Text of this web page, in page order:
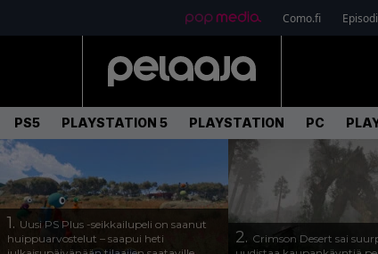
Como.fi
PS5 PLAYSTATION 5 PLAYSTATION PC
1. Uusi PS Plus -seikkailupeli on saanut
huippuarvostelut – saapui heti
2. Crimson Desert sai